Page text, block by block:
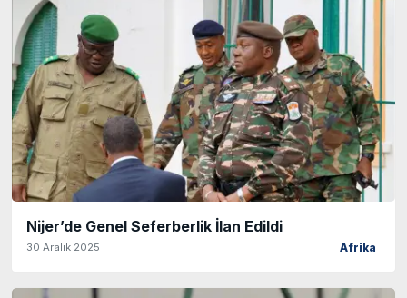
Nijer’de Genel Seferberlik İlan Edildi
30 Aralık 2025 Afrika